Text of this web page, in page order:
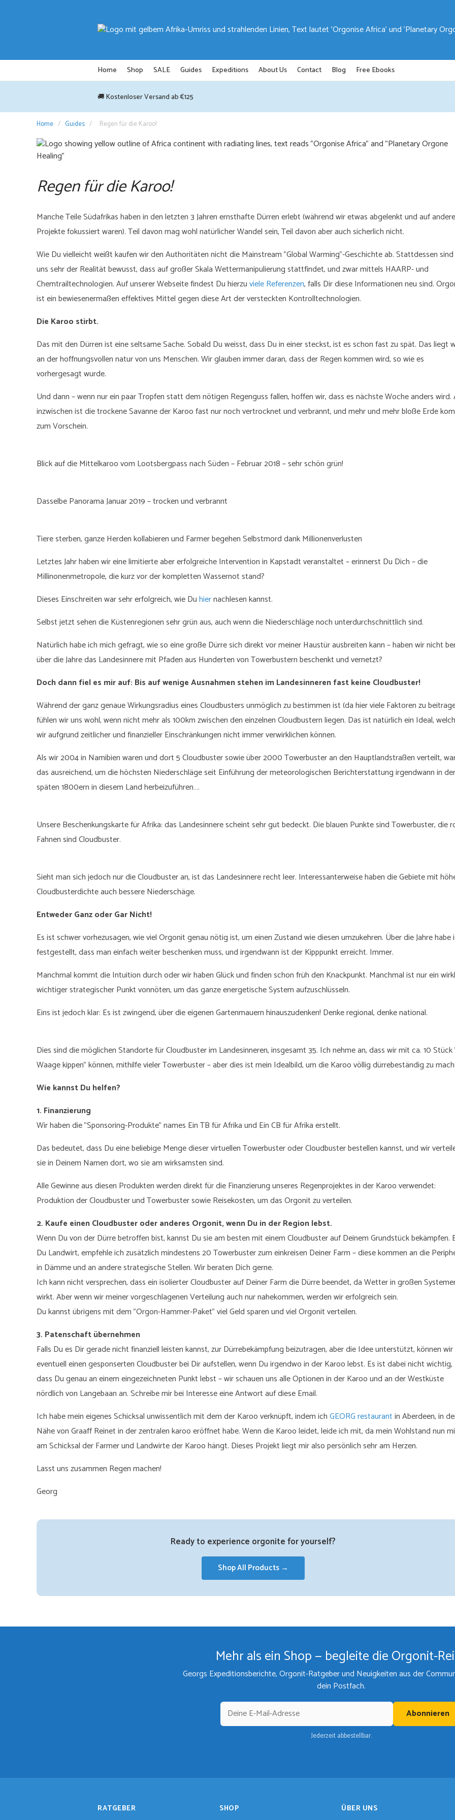
Home Shop SALE Guides Expeditions About Us Contact Blog Free Ebooks
🚚 Kostenloser Versand ab €125
Home / Guides / Regen für die Karoo!
Regen für die Karoo!
Manche Teile Südafrikas haben in den letzten 3 Jahren ernsthafte Dürren erlebt (während wir etwas abgelenkt und auf andere
Projekte fokussiert waren). Teil davon mag wohl natürlicher Wandel sein, Teil davon aber auch sicherlich nicht.
Wie Du vielleicht weißt kaufen wir den Authoritäten nicht die Mainstream "Global Warming"-Geschichte ab. Stattdessen
uns sehr der Realität bewusst, dass auf großer Skala Wettermanipulierung stattfindet, und zwar mittels HAARP- und
Chemtrailtechnologien. Auf unserer Webseite findest Du hierzuviele Referenzen, falls Dir diese Informationen neu sind.
ist ein bewiesenermaßen effektives Mittel gegen diese Art der versteckten Kontrolltechnologien.
Die Karoo stirbt.
Das mit den Dürren ist eine seltsame Sache. Sobald Du weisst, dass Du in einer steckst, ist es schon fast zu spät. Das liegt
an der hoffnungsvollen natur von uns Menschen. Wir glauben immer daran, dass der Regen kommen wird, so wie es
vorhergesagt wurde.
Und dann – wenn nur ein paar Tropfen statt dem nötigen Regenguss fallen, hoffen wir, dass es nächste Woche anders wird.
inzwischen ist die trockene Savanne der Karoo fast nur noch vertrocknet und verbrannt, und mehr und mehr bloße Erde
zum Vorschein.
Blick auf die Mittelkaroo vom Lootsbergpass nach Süden – Februar 2018 – sehr schön grün!
Dasselbe Panorama Januar 2019 – trocken und verbrannt
Tiere sterben, ganze Herden kollabieren und Farmer begehen Selbstmord dank Millionenverlusten
Letztes Jahr haben wir eine limitierte aber erfolgreiche Intervention in Kapstadt veranstaltet – erinnerst Du Dich – die
Millinonenmetropole, die kurz vor der kompletten Wassernot stand?
Dieses Einschreiten war sehr erfolgreich, wie Duhiernachlesen kannst.
Selbst jetzt sehen die Küstenregionen sehr grün aus, auch wenn die Niederschläge noch unterdurchschnittlich sind.
Natürlich habe ich mich gefragt, wie so eine große Dürre sich direkt vor meiner Haustür ausbreiten kann – haben wir nicht
über die Jahre das Landesinnere mit Pfaden aus Hunderten von Towerbustern beschenkt und vernetzt?
Doch dann fiel es mir auf: Bis auf wenige Ausnahmen stehen im Landesinneren fast keine Cloudbuster!
Während der ganz genaue Wirkungsradius eines Cloudbusters unmöglich zu bestimmen ist (da hier viele Faktoren zu
fühlen wir uns wohl, wenn nicht mehr als 100km zwischen den einzelnen Cloudbustern liegen. Das ist natürlich ein Ideal,
wir aufgrund zeitlicher und finanzieller Einschränkungen nicht immer verwirklichen können.
Als wir 2004 in Namibien waren und dort 5 Cloudbuster sowie über 2000 Towerbuster an den Hauptlandstraßen verteilt,
das ausreichend, um die höchsten Niederschläge seit Einführung der meteorologischen Berichterstattung irgendwann in
späten 1800ern in diesem Land herbeizuführen….
Unsere Beschenkungskarte für Afrika: das Landesinnere scheint sehr gut bedeckt. Die blauen Punkte sind Towerbuster, die
Fahnen sind Cloudbuster.
Sieht man sich jedoch nur die Cloudbuster an, ist das Landesinnere recht leer. Interessanterweise haben die Gebiete mit
Cloudbusterdichte auch bessere Niederschäge.
Entweder Ganz oder Gar Nicht!
Es ist schwer vorhezusagen, wie viel Orgonit genau nötig ist, um einen Zustand wie diesen umzukehren. Über die Jahre habe
festgestellt, dass man einfach weiter beschenken muss, und irgendwann ist der Kipppunkt erreicht. Immer.
Manchmal kommt die Intuition durch oder wir haben Glück und finden schon früh den Knackpunkt. Manchmal ist nur ein
wichtiger strategischer Punkt vonnöten, um das ganze energetische System aufzuschlüsseln.
Eins ist jedoch klar: Es ist zwingend, über die eigenen Gartenmauern hinauszudenken! Denke regional, denke national.
Dies sind die möglichen Standorte für Cloudbuster im Landesinneren, insgesamt 35. Ich nehme an, dass wir mit ca. 10
Waage kippen" können, mithilfe vieler Towerbuster – aber dies ist mein Idealbild, um die Karoo völlig dürrebeständig zu
Wie kannst Du helfen?
1. Finanzierung
Wir haben die "Sponsoring-Produkte" names Ein TB für Afrika und Ein CB für Afrika erstellt.
Das bedeutet, dass Du eine beliebige Menge dieser virtuellen Towerbuster oder Cloudbuster bestellen kannst, und wir
sie in Deinem Namen dort, wo sie am wirksamsten sind.
Alle Gewinne aus diesen Produkten werden direkt für die Finanzierung unseres Regenprojektes in der Karoo verwendet:
Produktion der Cloudbuster und Towerbuster sowie Reisekosten, um das Orgonit zu verteilen.
2. Kaufe einen Cloudbuster oder anderes Orgonit, wenn Du in der Region lebst.
Wenn Du von der Dürre betroffen bist, kannst Du sie am besten mit einem Cloudbuster auf Deinem Grundstück bekämpfen.
Du Landwirt, empfehle ich zusätzlich mindestens 20 Towerbuster zum einkreisen Deiner Farm – diese kommen an die
in Dämme und an andere strategische Stellen. Wir beraten Dich gerne.
Ich kann nicht versprechen, dass ein isolierter Cloudbuster auf Deiner Farm die Dürre beendet, da Wetter in großen
wirkt. Aber wenn wir meiner vorgeschlagenen Verteilung auch nur nahekommen, werden wir erfolgreich sein.
Du kannst übrigens mit dem "Orgon-Hammer-Paket" viel Geld sparen und viel Orgonit verteilen.
3. Patenschaft übernehmen
Falls Du es Dir gerade nicht finanziell leisten kannst, zur Dürrebekämpfung beizutragen, aber die Idee unterstützt, können wir
eventuell einen gesponserten Cloudbuster bei Dir aufstellen, wenn Du irgendwo in der Karoo lebst. Es ist dabei nicht wichtig,
dass Du genau an einem eingezeichneten Punkt lebst – wir schauen uns alle Optionen in der Karoo und an der Westküste
nördlich von Langebaan an. Schreibe mir bei Interesse eine Antwort auf diese Email.
Ich habe mein eigenes Schicksal unwissentlich mit dem der Karoo verknüpft, indem ichGEORG restaurantin Aberdeen, in
Nähe von Graaff Reinet in der zentralen karoo eröffnet habe. Wenn die Karoo leidet, leide ich mit, da mein Wohlstand nun
am Schicksal der Farmer und Landwirte der Karoo hängt. Dieses Projekt liegt mir also persönlich sehr am Herzen.
Lasst uns zusammen Regen machen!
Georg
Ready to experience orgonite for yourself?
Shop All Products →
Mehr als ein Shop — begleite die Orgonit-
Georgs Expeditionsberichte, Orgonit-Ratgeber und Neuigkeiten aus der
dein Postfach.
Abonnieren
Jederzeit abbestellbar.
RATGEBER SHOP ÜBER UNS